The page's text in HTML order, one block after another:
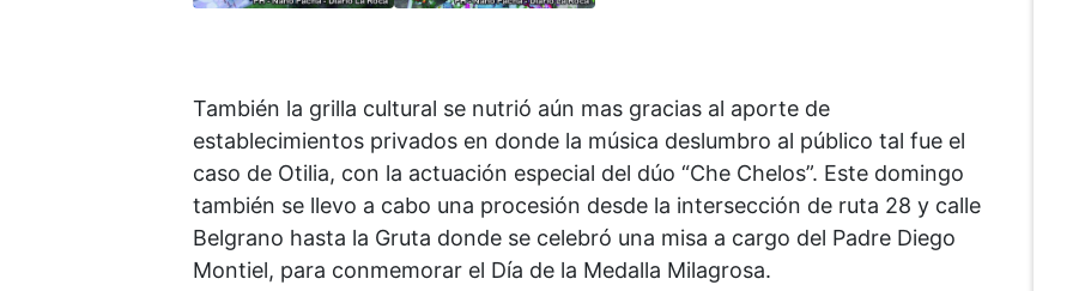
También la grilla cultural se nutrió aún mas gracias al aporte de
establecimientos privados en donde la música deslumbro al público tal fue el
caso de Otilia, con la actuación especial del dúo “Che Chelos”. Este domingo
también se llevo a cabo una procesión desde la intersección de ruta 28 y calle
Belgrano hasta la Gruta donde se celebró una misa a cargo del Padre Diego
Montiel, para conmemorar el Día de la Medalla Milagrosa.